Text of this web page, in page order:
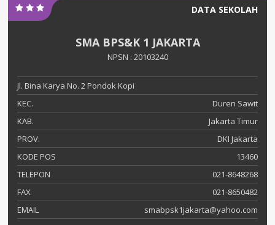
DATA SEKOLAH
SMA BPS&K 1 JAKARTA
NPSN : 20103240
Jl. Bina Karya No. 2 Pondok Kopi
KEC.
Duren Sawit
KAB.
Jakarta Timur
PROV.
DKI Jakarta
KODE POS
13460
TELEPON
021-8648268
FAX
021-8650482
EMAIL
smabpsk1jakarta@yahoo.com